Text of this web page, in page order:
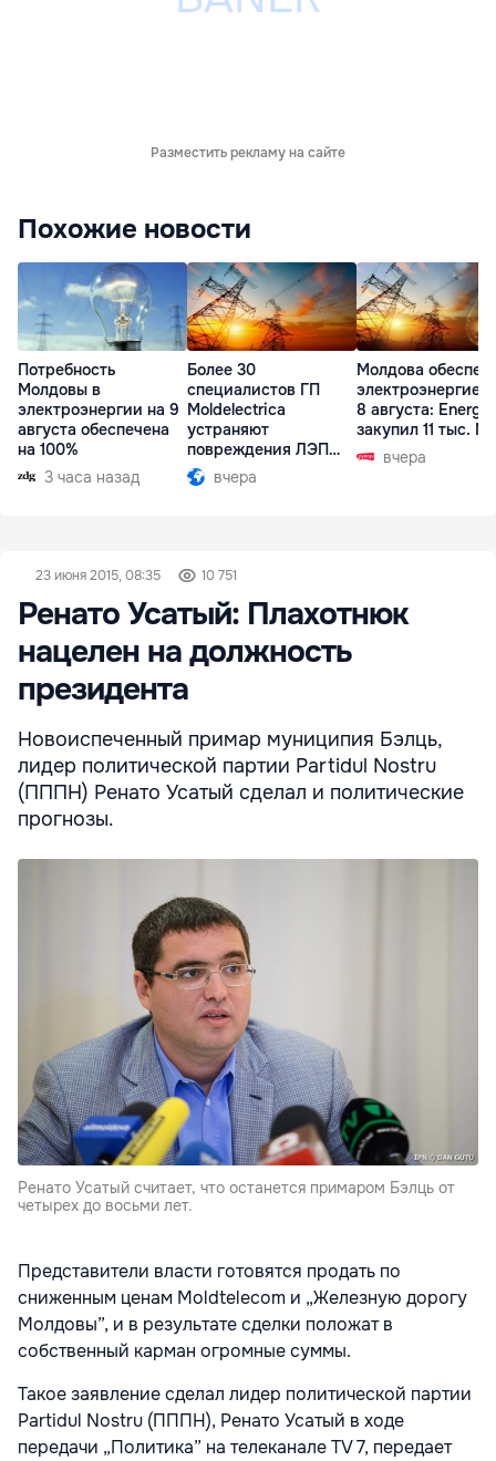
Разместить рекламу на сайте
Похожие новости
Потребность
Молдовы в
электроэнергии на 9
августа обеспечена
на 100%
3 часа назад
Более 30
специалистов ГП
Moldelectrica
устраняют
повреждения ЛЭП
Бельцы-Днестровск
вчера
Молдова
электроэнергией
8 августа:
закупил 11 тыс.
вчера
23 июня 2015, 08:35 10 751
Ренато Усатый: Плахотнюк
нацелен на должность
президента
Новоиспеченный примар муниципия Бэлць,
лидер политической партии Partidul Nostru
(ПППН) Ренато Усатый сделал и политические
прогнозы.
Ренато Усатый считает, что останется примаром Бэлць от
четырех до восьми лет.
Представители власти готовятся продать по
сниженным ценам Moldtelecom и „Железную дорогу
Молдовы”, и в результате сделки положат в
собственный карман огромные суммы.
Такое заявление сделал лидер политической партии
Partidul Nostru (ПППН), Ренато Усатый в ходе
передачи „Политика” на телеканале TV 7, передает